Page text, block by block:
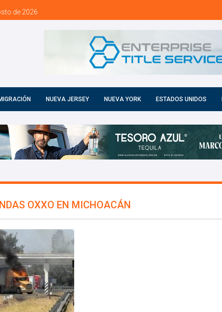
de 2026
NUEVA JERSEY NUEVA YORK ESTADOS UNIDOS
OXXO EN MICHOACÁN